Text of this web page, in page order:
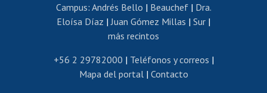
Editar páginas blancas
Extranjeras/os
Revalidación y reconocimiento de títulos
Postulación al Programa de Movilidad Estudiantil
Campus: Andrés Bello | Beauchef| Dra.
Eloísa Díaz | Juan Gómez Millas | Sur |
más recintos
+56 2 29782000 | Teléfonos y correos |
Mapa del portal| Contacto